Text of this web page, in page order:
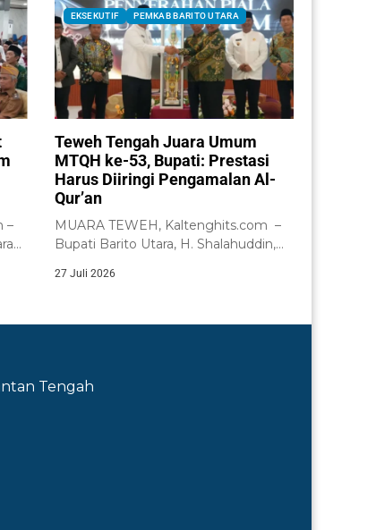
–
EKSEKUTIF PEMKAB BARITO UTARA
Teweh Tengah Juara Umum
MTQH ke-53, Bupati: Prestasi
Harus Diiringi Pengamalan Al-
Qur’an
MUARA TEWEH, Kaltenghits.com –
Bupati Barito Utara, H. Shalahuddin,
27 Juli 2026
Tengah